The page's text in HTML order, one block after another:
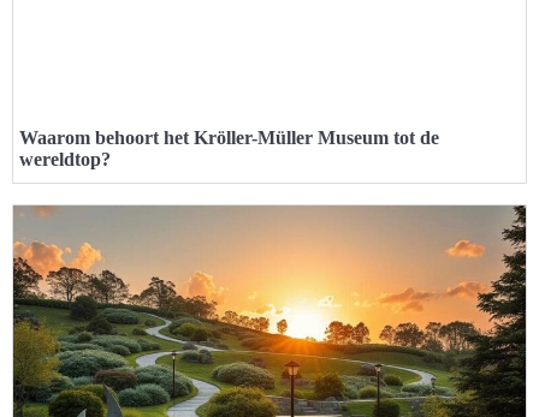
Waarom behoort het Kröller-Müller Museum tot de
wereldtop?